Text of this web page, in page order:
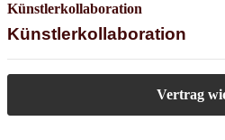
Künstlerkollaboration
Künstlerkollaboration
Vertrag